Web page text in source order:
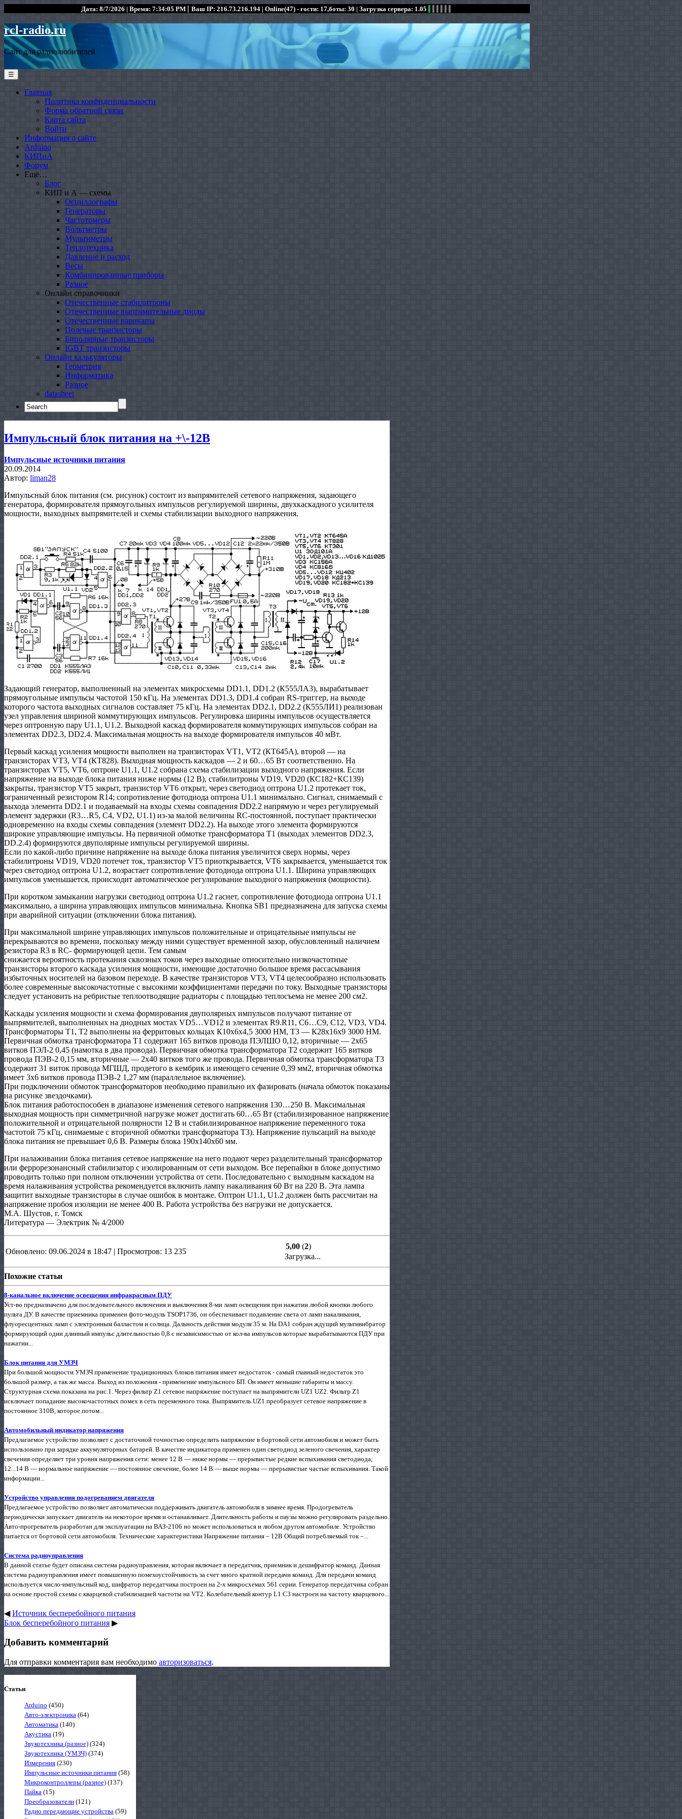
Дата: 8/7/2026 | Время: 7:34:05 PM | Ваш IP: 216.73.216.194 | Online(47) - гости: 17,боты: 30 | Загрузка сервера: 1.05
rcl-radio.ru
Сайт для радиолюбителей
☰
Главная
Политика конфиденциальности
Форма обратной связи
Карта сайта
Войти
Информация о сайте
Arduino
КИПиА
Форум
Ещё…
Блог
КИП и А — схемы
Осциллографы
Генераторы
Частотомеры
Вольтметры
Мультиметры
Теплотехника
Давление и расход
Весы
Комбинированные приборы
Разное
Онлайн справочники
Отечественные стабилитроны
Отечественные выпрямительные диоды
Отечественные варикапы
Полевые транзисторы
Биполярные транзисторы
IGBT транзисторы
Онлайн калькуляторы
Геометрия
Информатика
Разное
datasheet
Search
for:
Импульсный блок питания на +\-12В
Импульсные источники питания
20.09.2014
Автор: liman28
Импульсный блок питания (см. рисунок) состоит из выпрямителей сетевого напряжения, задающего
генератора, формирователя прямоугольных импульсов регулируемой ширины, двухкаскадного усилителя
мощности, выходных выпрямителей и схемы стабилизации выходного напряжения.
Задающий генератор, выполненный на элементах микросхемы DD1.1, DD1.2 (К555ЛА3), вырабатывает
прямоугольные импульсы частотой 150 кГц. На элементах DD1.3, DD1.4 собран RS-триггер, на выходе
которого частота выходных сигналов составляет 75 кГц. На элементах DD2.1, DD2.2 (К555ЛИ1) реализован
узел управления шириной коммутирующих импульсов. Регулировка ширины импульсов осуществляется
через оптронную пару U1.1, U1.2. Выходной каскад формирователя коммутирующих импульсов собран на
элементах DD2.3, DD2.4. Максимальная мощность на выходе формирователя импульсов 40 мВт.
Первый каскад усиления мощности выполнен на транзисторах VT1, VT2 (КТ645А), второй — на
транзисторах VT3, VT4 (КТ828). Выходная мощность каскадов — 2 и 60…65 Вт соответственно. На
транзисторах VT5, VT6, оптроне U1.1, U1.2 собрана схема стабилизации выходного напряжения. Если
напряжение на выходе блока питания ниже нормы (12 В), стабилитроны VD19, VD20 (КС182+КС139)
закрыты, транзистор VT5 закрыт, транзистор VT6 открыт, через светодиод оптрона U1.2 протекает ток,
ограниченный резистором R14; сопротивление фотодиода оптрона U1.1 минимально. Сигнал, снимаемый с
выхода элемента DD2.1 и подаваемый на входы схемы совпадения DD2.2 напрямую и через регулируемый
элемент задержки (R3…R5, C4, VD2, U1.1) из-за малой величины RC-постоянной, поступает практически
одновременно на входы схемы совпадения (элемент DD2.2). На выходе этого элемента формируются
широкие управляющие импульсы. На первичной обмотке трансформатора Т1 (выходах элементов DD2.3,
DD.2.4) формируются двуполярные импульсы регулируемой ширины.
Если по какой-либо причине напряжение на выходе блока питания увеличится сверх нормы, через
стабилитроны VD19, VD20 потечет ток, транзистор VT5 приоткрывается, VT6 закрывается, уменьшается ток
через светодиод оптрона U1.2, возрастает сопротивление фотодиода оптрона U1.1. Ширина управляющих
импульсов уменьшается, происходит автоматическое регулирование выходного напряжения (мощности).
При коротком замыкании нагрузки светодиод оптрона U1.2 гаснет, сопротивление фотодиода оптрона U1.1
максимально, а ширина управляющих импульсов минимальна. Кнопка SB1 предназначена для запуска схемы
при аварийной ситуации (отключении блока питания).
При максимальной ширине управляющих импульсов положительные и отрицательные импульсы не
перекрываются во времени, поскольку между ними существует временной зазор, обусловленный наличием
резистора R3 в RC- формирующей цепи. Тем самым
снижается вероятность протекания сквозных токов через выходные относительно низкочастотные
транзисторы второго каскада усиления мощности, имеющие достаточно большое время рассасывания
избыточных носителей на базовом переходе. В качестве транзисторов VT3, VT4 целесообразно использовать
более современные высокочастотные с высокими коэффициентами передачи по току. Выходные транзисторы
следует установить на ребристые теплоотводящие радиаторы с площадью теплосъема не менее 200 см2.
Каскады усиления мощности и схема формирования двуполярных импульсов получают питание от
выпрямителей, выполненных на диодных мостах VD5…VD12 и элементах R9.R11, C6…C9, С12, VD3, VD4.
Трансформаторы Т1, Т2 выполнены на ферритовых кольцах К10х6х4,5 3000 НМ, Т3 — К28х16х9 3000 НМ.
Первичная обмотка трансформатора Т1 содержит 165 витков провода ПЭЛШО 0,12, вторичные — 2х65
витков ПЭЛ-2 0,45 (намотка в два провода). Первичная обмотка трансформатора Т2 содержит 165 витков
провода ПЭВ-2 0,15 мм, вторичные — 2х40 витков того же провода. Первичная обмотка трансформатора Т3
содержит 31 виток провода МГШД, продетого в кембрик и имеющего сечение 0,39 мм2, вторичная обмотка
имеет 3х6 витков провода ПЭВ-2 1,27 мм (параллельное включение).
При подключении обмоток трансформаторов необходимо правильно их фазировать (начала обмоток показаны
на рисунке звездочками).
Блок питания работоспособен в диапазоне изменения сетевого напряжения 130…250 В. Максимальная
выходная мощность при симметричной нагрузке может достигать 60…65 Вт (стабилизированное напряжение
положительной и отрицательной полярности 12 В и стабилизированное напряжение переменного тока
частотой 75 кГц, снимаемые с вторичной обмотки трансформатора Т3). Напряжение пульсаций на выходе
блока питания не превышает 0,6 В. Размеры блока 190х140х60 мм.
При налаживании блока питания сетевое напряжение на него подают через разделительный трансформатор
или феррорезонансный стабилизатор с изолированным от сети выходом. Все перепайки в блоке допустимо
проводить только при полном отключении устройства от сети. Последовательно с выходным каскадом на
время налаживания устройства рекомендуется включить лампу накаливания 60 Вт на 220 В. Эта лампа
защитит выходные транзисторы в случае ошибок в монтаже. Оптрон U1.1, U1.2 должен быть рассчитан на
напряжение пробоя изоляции не менее 400 В. Работа устройства без нагрузки не допускается.
М.А. Шустов, г. Томск
Литература — Электрик № 4/2000
Обновлено: 09.06.2024 в 18:47 | Просмотров: 13 235
5,00 (2)
Загрузка...
Похожие статьи
8-канальное включение освещения инфракрасным ПДУ
Уст-во предназначено для последовательного включения и выключения 8-ми ламп освещения при нажатии любой кнопки любого
пульта ДУ. В качестве приемника применен фото-модуль TSOP1736, он обеспечивает подавление света от ламп накаливания,
флуоресцентных ламп с электронным балластом и солнца. Дальность действия модуля 35 м. На DA1 собран ждущий мультивибратор
формирующий один длинный импульс длительностью 0,8 с независимостью от кол-ва импульсов которые вырабатываются ПДУ при
нажатии...
Блок питания для УМЗЧ
При большой мощности УМЗЧ применение традиционных блоков питания имеет недостаток - самый главный недостаток это
большой размер, а так же масса. Выход из положения - применение импульсного БП. Он имеет меньшие габариты и массу.
Структурная схема показана на рис.1. Через фильтр Z1 сетевое напряжение поступает на выпрямители UZ1 UZ2. Фильтр Z1
исключает попадание высокочастотных помех в сеть переменного тока. Выпрямитель UZ1 преобразует сетевое напряжение в
постоянное 310В, которое потом...
Автомобильный индикатор напряжения
Предлагаемое устройство позволяет с достаточной точностью определить напряжение в бортовой сети автомобиля и может быть
использовано при зарядке аккумуляторных батарей. В качестве индикатора при­менен один светодиод зеленого свечения, характер
све­чения определяет три уровня напряжения сети: менее 12 В — ниже нормы — прерывистые редкие вспыхивания светодиода,
12...14 В — нормальное напряжение — по­стоянное свечение, более 14 В — выше нормы — преры­вистые частые вспыхивания. Такой
информации...
Устройство управления подогреванием двигателя
Предлагаемое устройство позволяет автоматически поддерживать двигатель автомобиля в зимнее время. Продогреватель
периодически запускает двигатель на некоторое время и останавливает. Длительность работы и паузы можно регулировать раздельно.
Авто-прогреватель разработан для эксплуатации на ВАЗ-2106 но может использоваться и любом другом автомобиле. Устройство
питается от бортовой сети автомобиля. Технические характеристики Напряжение питания – 12В Общий потребляемый ток –...
Система радиоуправления
В данной статье будет описана система радиоуправления, которая включает в передатчик, приемник и дешифратор команд. Данная
система радиоуправления имеет повышенную помехоустойчивость за счет много кратной передачи команд. Для передачи команд
используется число-импульсный код, шифратор передатчика построен на 2-х микросхемах 561 серии. Генератор передатчика собран
на основе простой схемы с кварцевой стабилизацией частоты на VT2. Колебательный контур L1 C3 настроен на частоту кварцевого...
◀Источник бесперебойного питания
Блок бесперебойного питания ▶
Добавить комментарий
Для отправки комментария вам необходимо авторизоваться.
Статьи
Arduino (450)
Авто-электроника (64)
Автоматика (140)
Акустика (19)
Звукотехника (разное) (324)
Звукотехника (УМЗЧ) (374)
Измерения (230)
Импульсные источники питания (58)
Микроконтроллеры (разное) (137)
Пайка (15)
Преобразователи (121)
Радио передающие устройства (59)